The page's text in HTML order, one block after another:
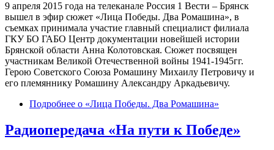
9 апреля 2015 года на телеканале Россия 1 Вести – Брянск
вышел в эфир сюжет «Лица Победы. Два Ромашина», в
съемках принимала участие главный специалист филиала
ГКУ БО ГАБО Центр документации новейшей истории
Брянской области Анна Колотовская. Сюжет посвящен
участникам Великой Отечественной войны 1941-1945гг.
Герою Советского Союза Ромашину Михаилу Петровичу и
его племяннику Ромашину Александру Аркадьевичу.
Подробнее о «Лица Победы. Два Ромашина»
Радиопередача «На пути к Победе»